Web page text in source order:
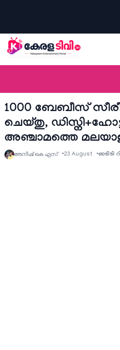
1000 ബേബീസ്
ചെയ്തു,
അഞ്ചാമത്തെ
അനീഷ്‌ കെ എസ് 23 August ഓടിടി